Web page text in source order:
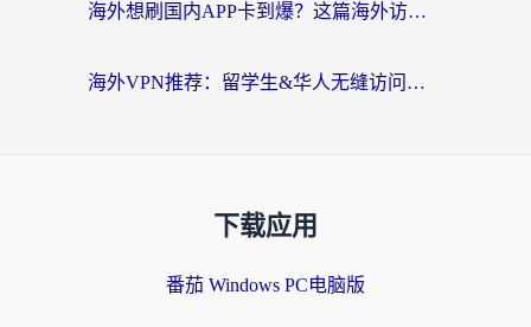
海外想刷国内APP卡到爆？这篇海外访问国内服务器加速指南帮你解决所有问题
海外VPN推荐：留学生&华人无缝访问国内资源的避坑指南
下载应用
番茄 Windows PC电脑版